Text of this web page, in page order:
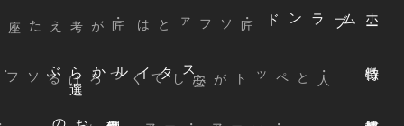
ホー
ム
ブランド
・匠ソファとは
スタイルから
選
ぶ
お
客様
の
声